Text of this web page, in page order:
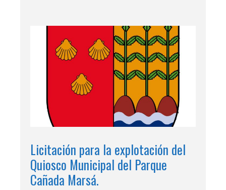
Licitación para la explotación del
Quiosco Municipal del Parque
Cañada Marsá.